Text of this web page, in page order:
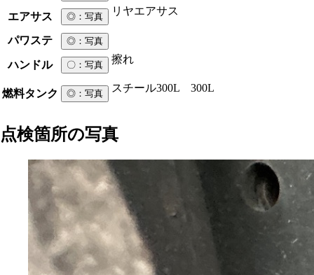
エアサス ◎ ：写真 リヤエアサス
パワステ ◎ ：写真
ハンドル 〇 ：写真 擦れ
燃料タンク ◎ ：写真 スチール300L 300L
点検箇所の写真